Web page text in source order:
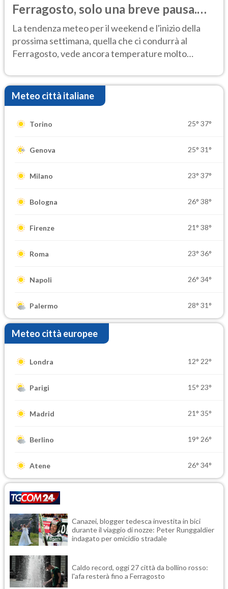
Ferragosto, solo una breve pausa.
Ecco dove
La tendenza meteo per il weekend e l'inizio della
prossima settimana, quella che ci condurrà al
Ferragosto, vede ancora temperature molto
Meteo città italiane
Torino 25° 37°
Genova 25° 31°
Milano 23° 37°
Bologna 26° 38°
Firenze 21° 38°
Roma 23° 36°
Napoli 26° 34°
Palermo 28° 31°
Meteo città europee
Londra 12° 22°
Parigi 15° 23°
Madrid 21° 35°
Berlino 19° 26°
Atene 26° 34°
Canazei, blogger tedesca investita in bici
durante il viaggio di nozze: Peter Runggaldier
indagato per omicidio stradale
Caldo record, oggi 27 città da bollino rosso:
l'afa resterà fino a Ferragosto